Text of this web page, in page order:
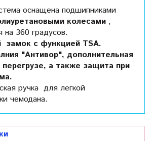
оснащена подшипниками
колесами ,
360 градусов.
замок с функцией TSA.
"Антивор", дополнительная
перегрузе, а также защита при
ручка для легкой
чемодана.